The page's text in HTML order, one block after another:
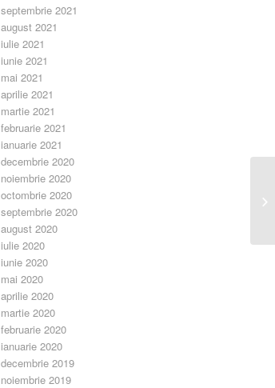
septembrie 2021
august 2021
iulie 2021
iunie 2021
mai 2021
aprilie 2021
martie 2021
februarie 2021
ianuarie 2021
decembrie 2020
noiembrie 2020
octombrie 2020
septembrie 2020
august 2020
iulie 2020
iunie 2020
mai 2020
aprilie 2020
martie 2020
februarie 2020
ianuarie 2020
decembrie 2019
noiembrie 2019